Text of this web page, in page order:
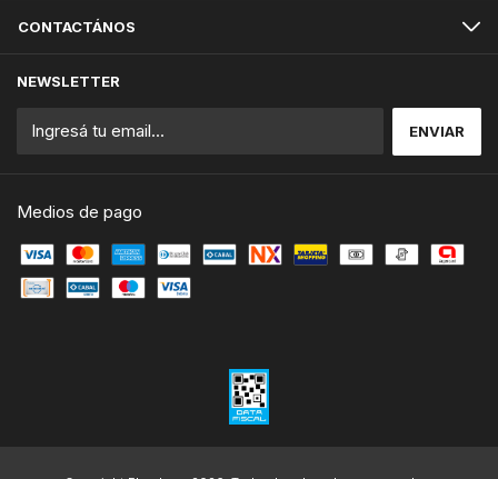
CONTACTÁNOS
NEWSLETTER
Medios de pago